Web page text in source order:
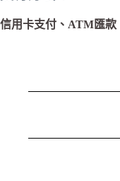
n
信用卡支付、ATM匯款